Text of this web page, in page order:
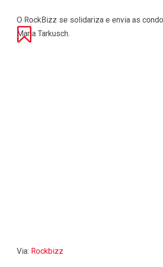
O RockBizz se solidariza e envia as
Maria Tarkusch.
Via: Rockbizz